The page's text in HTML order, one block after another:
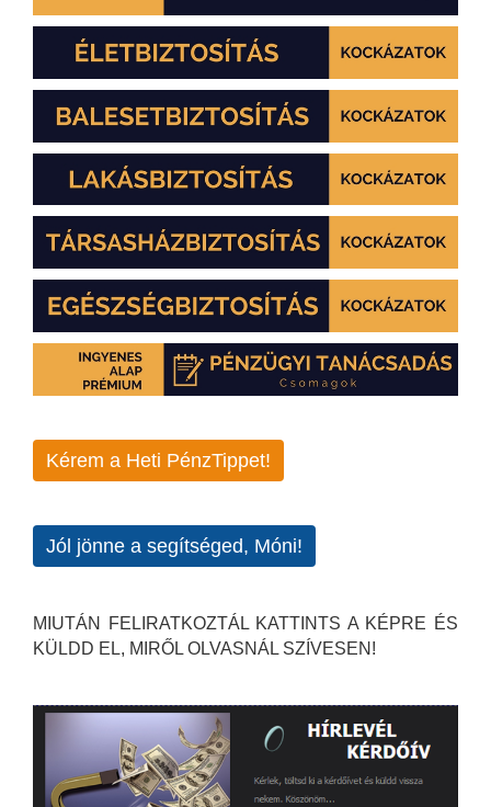
Kérem a Heti PénzTippet!
Jól jönne a segítséged, Móni!
MIUTÁN FELIRATKOZTÁL KATTINTS A KÉPRE ÉS
KÜLDD EL, MIRŐL OLVASNÁL SZÍVESEN!